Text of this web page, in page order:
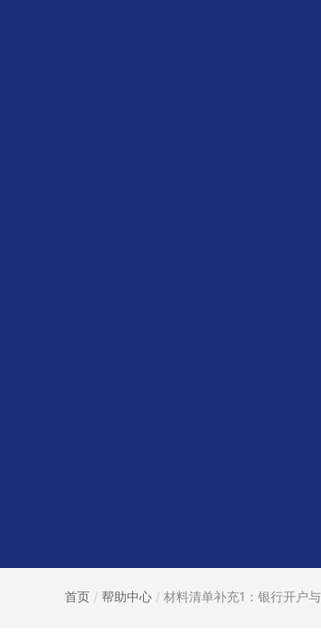
首页 / 帮助中心 / 材料清单补充1：银行开户